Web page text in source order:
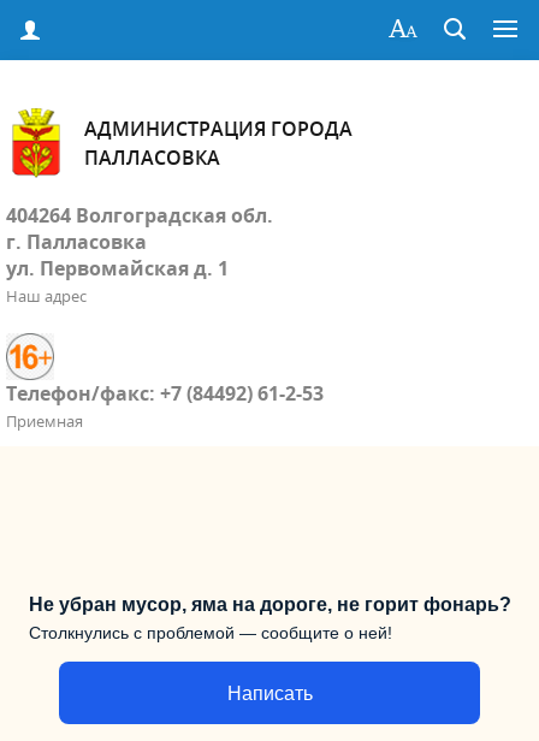
АДМИНИСТРАЦИЯ ГОРОДА
ПАЛЛАСОВКА
404264 Волгоградская обл.
г. Палласовка
ул. Первомайская д. 1
Наш адрес
Телефон/факс: +7 (84492) 61-2-53
Приемная
Не убран мусор, яма на дороге, не горит фонарь?
Столкнулись с проблемой — сообщите о ней!
Написать